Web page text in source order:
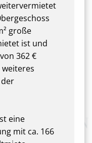
große
ist und
362 €
eine
mit ca. 166